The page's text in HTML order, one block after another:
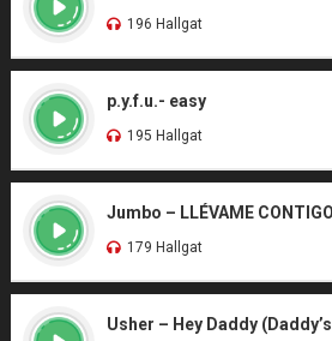
196 Hallgat
p.y.f.u.- easy
195 Hallgat
Jumbo – LLÉVAME CONTIGO
179 Hallgat
Usher – Hey Daddy